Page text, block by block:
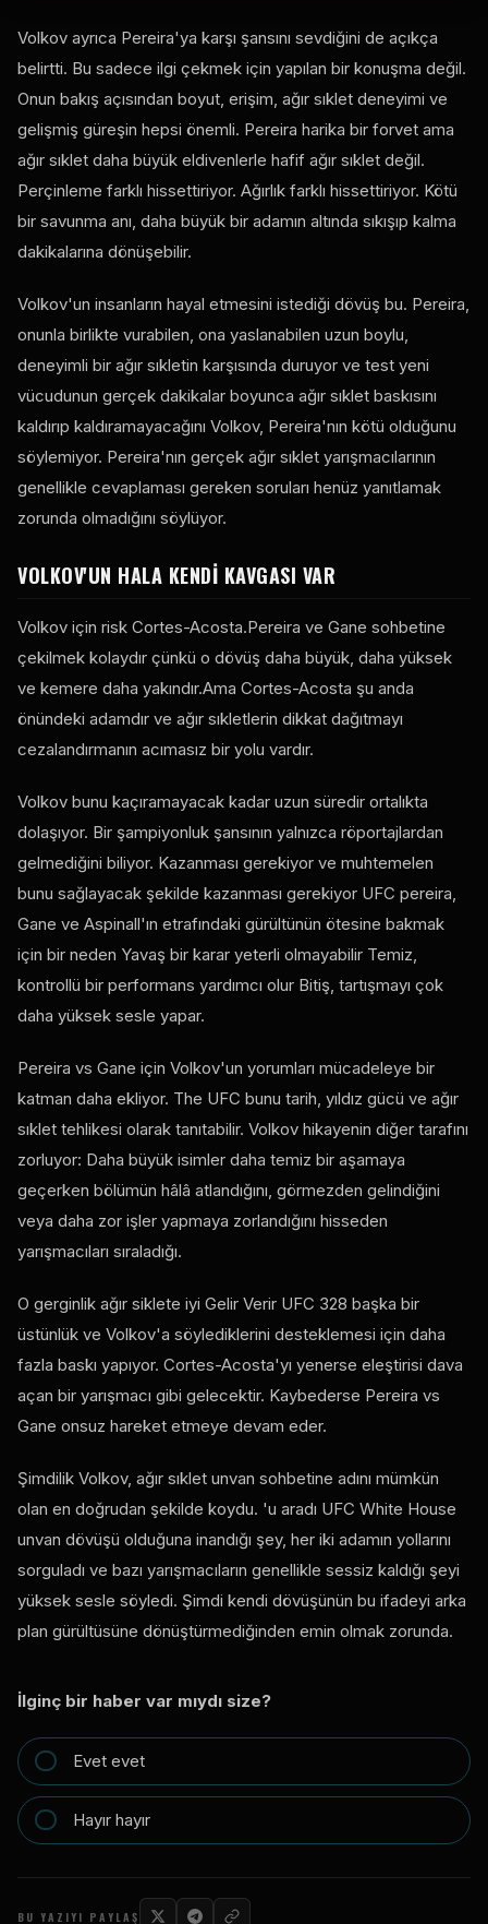
Volkov ayrıca Pereira'ya karşı şansını sevdiğini de açıkça
belirtti. Bu sadece ilgi çekmek için yapılan bir konuşma değil.
Onun bakış açısından boyut, erişim, ağır sıklet deneyimi ve
gelişmiş güreşin hepsi önemli. Pereira harika bir forvet ama
ağır sıklet daha büyük eldivenlerle hafif ağır sıklet değil.
Perçinleme farklı hissettiriyor. Ağırlık farklı hissettiriyor. Kötü
bir savunma anı, daha büyük bir adamın altında sıkışıp kalma
dakikalarına dönüşebilir.
Volkov'un insanların hayal etmesini istediği dövüş bu. Pereira,
onunla birlikte vurabilen, ona yaslanabilen uzun boylu,
deneyimli bir ağır sıkletin karşısında duruyor ve test yeni
vücudunun gerçek dakikalar boyunca ağır sıklet baskısını
kaldırıp kaldıramayacağını Volkov, Pereira'nın kötü olduğunu
söylemiyor. Pereira'nın gerçek ağır sıklet yarışmacılarının
genellikle cevaplaması gereken soruları henüz yanıtlamak
zorunda olmadığını söylüyor.
VOLKOV'UN HALA KENDI KAVGASI VAR
Volkov için risk Cortes-Acosta.Pereira ve Gane sohbetine
çekilmek kolaydır çünkü o dövüş daha büyük, daha yüksek
ve kemere daha yakındır.Ama Cortes-Acosta şu anda
önündeki adamdır ve ağır sıkletlerin dikkat dağıtmayı
cezalandırmanın acımasız bir yolu vardır.
Volkov bunu kaçıramayacak kadar uzun süredir ortalıkta
dolaşıyor. Bir şampiyonluk şansının yalnızca röportajlardan
gelmediğini biliyor. Kazanması gerekiyor ve muhtemelen
bunu sağlayacak şekilde kazanması gerekiyor UFC pereira,
Gane ve Aspinall'ın etrafındaki gürültünün ötesine bakmak
için bir neden Yavaş bir karar yeterli olmayabilir Temiz,
kontrollü bir performans yardımcı olur Bitiş, tartışmayı çok
daha yüksek sesle yapar.
Pereira vs Gane için Volkov'un yorumları mücadeleye bir
katman daha ekliyor. The UFC bunu tarih, yıldız gücü ve ağır
sıklet tehlikesi olarak tanıtabilir. Volkov hikayenin diğer tarafını
zorluyor: Daha büyük isimler daha temiz bir aşamaya
geçerken bölümün hâlâ atlandığını, görmezden gelindiğini
veya daha zor işler yapmaya zorlandığını hisseden
yarışmacıları sıraladığı.
O gerginlik ağır siklete iyi Gelir Verir UFC 328 başka bir
üstünlük ve Volkov'a söylediklerini desteklemesi için daha
fazla baskı yapıyor. Cortes-Acosta'yı yenerse eleştirisi dava
açan bir yarışmacı gibi gelecektir. Kaybederse Pereira vs
Gane onsuz hareket etmeye devam eder.
Şimdilik Volkov, ağır sıklet unvan sohbetine adını mümkün
olan en doğrudan şekilde koydu. 'u aradı UFC White House
unvan dövüşü olduğuna inandığı şey, her iki adamın yollarını
sorguladı ve bazı yarışmacıların genellikle sessiz kaldığı şeyi
yüksek sesle söyledi. Şimdi kendi dövüşünün bu ifadeyi arka
plan gürültüsüne dönüştürmediğinden emin olmak zorunda.
İlginç bir haber var mıydı size?
Evet evet
Hayır hayır
BU YAZIYI PAYLAŞ